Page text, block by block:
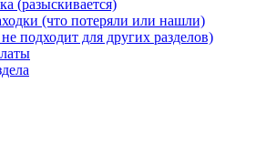
(разыскивается)
(что потеряли или нашли)
подходит для других разделов)